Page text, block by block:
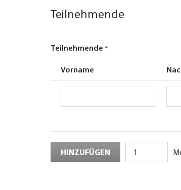
Teilnehmende
Teilnehmende
Vorname
HINZUFÜGEN
Mehr